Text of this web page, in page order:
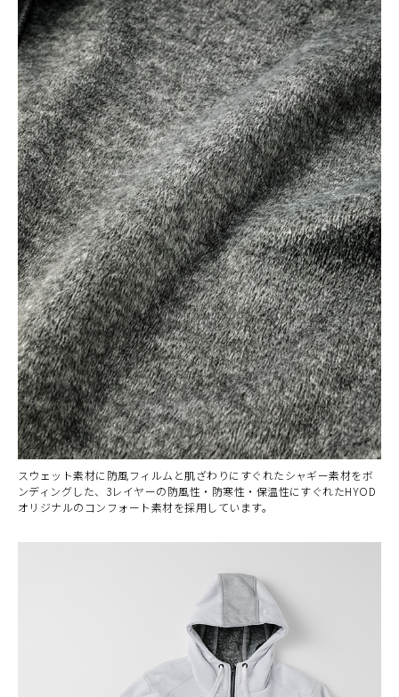
スウェット素材に防風フィルムと肌ざわりにすぐれたシャギー素材をボ
ンディングした、3レイヤーの防風性・防寒性・保温性にすぐれたHYOD
オリジナルのコンフォート素材を採用しています。